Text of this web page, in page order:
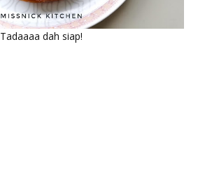
Tadaaaa dah siap!